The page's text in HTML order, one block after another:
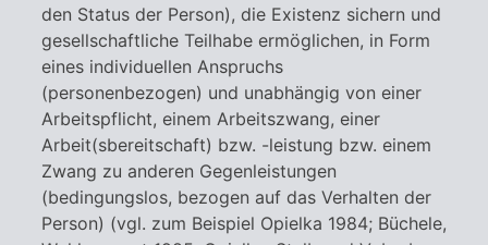
den Status der Person), die Existenz sichern und
gesellschaftliche Teilhabe ermöglichen, in Form
eines individuellen Anspruchs
(personenbezogen) und unabhängig von einer
Arbeitspflicht, einem Arbeitszwang, einer
Arbeit(sbereitschaft) bzw. -leistung bzw. einem
Zwang zu anderen Gegenleistungen
(bedingungslos, bezogen auf das Verhalten der
Person) (vgl. zum Beispiel Opielka 1984; Büchele,